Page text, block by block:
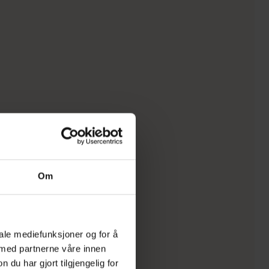
Om
mediefunksjoner og for å
partnerne våre innen
du har gjort tilgjengelig for